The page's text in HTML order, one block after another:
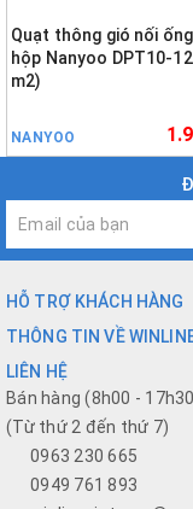
Quạt thông gió nối
hộp Nanyoo DPT10-
m2)
NANYOO
HỖ TRỢ KHÁCH HÀNG
THÔNG TIN VỀ
LIÊN HỆ
Bán hàng (8h00 -
(Từ thứ 2 đến thứ 7)
0963 230 665
0949 761 893